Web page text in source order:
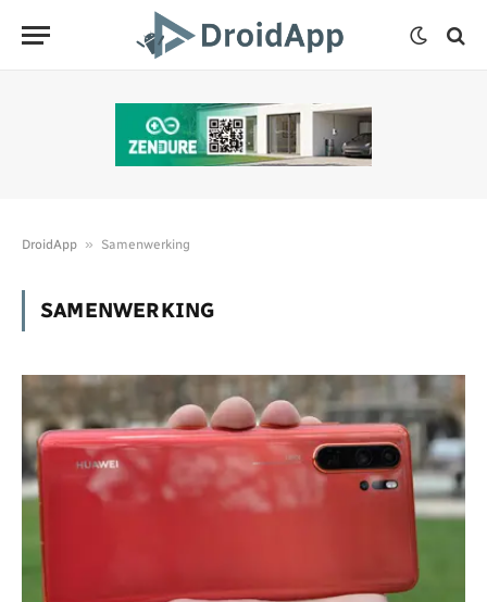
DroidApp » Samenwerking
SAMENWERKING